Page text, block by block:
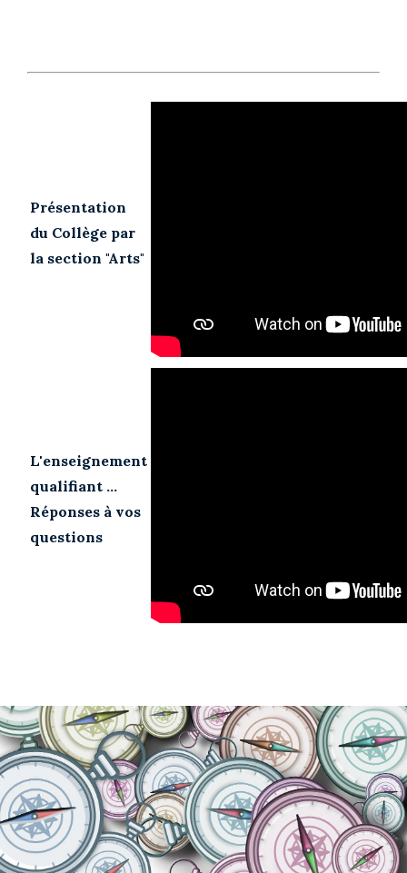
Présentation
du Collège par
la section "Arts"
L'enseignement
qualifiant ...
Réponses à vos
questions